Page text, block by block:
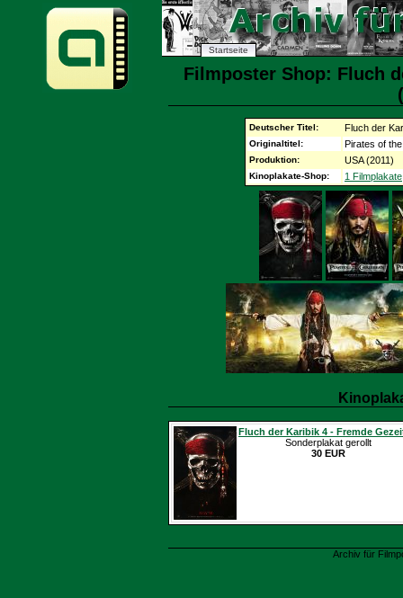
Startseite
Filmposter Shop: Fluch
Deutscher Titel: Fluch der
Originaltitel: Pirates of
Produktion: USA (2011)
Kinoplakate-Shop: 1 Filmplakate
Fluch der Karibik 4 - Fremde
Sonderplakat gerollt
30 EUR
Archiv für